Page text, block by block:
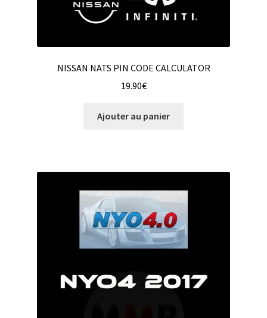
NISSAN NATS PIN CODE CALCULATOR
19.90€
Ajouter au panier